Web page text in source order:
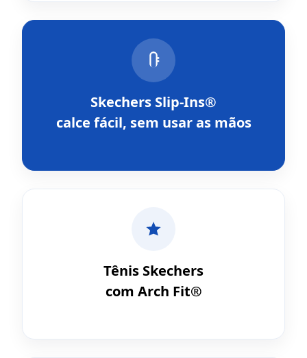
Skechers Slip-Ins®
calce fácil, sem usar as mãos
Tênis Skechers
com Arch Fit®